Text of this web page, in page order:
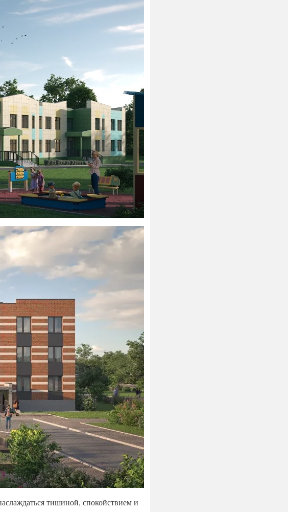
тишиной, спокойствием и